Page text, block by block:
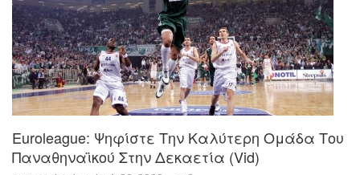
Euroleague: Ψηφίστε Την Καλύτερη Ομάδα Του
Παναθηναϊκού Στην Δεκαετία (vid)